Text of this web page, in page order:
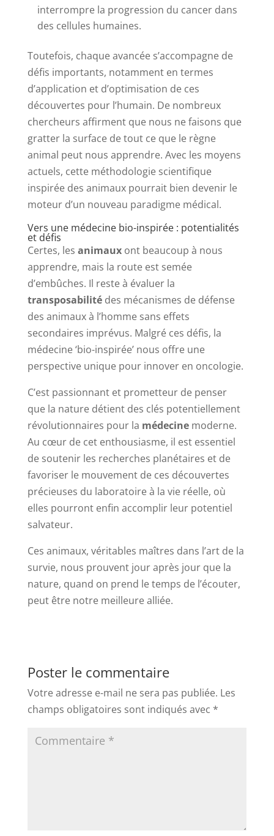
interrompre la progression du cancer dans
des cellules humaines.
Toutefois, chaque avancée s’accompagne de
défis importants, notamment en termes
d’application et d’optimisation de ces
découvertes pour l’humain. De nombreux
chercheurs affirment que nous ne faisons que
gratter la surface de tout ce que le règne
animal peut nous apprendre. Avec les moyens
actuels, cette méthodologie scientifique
inspirée des animaux pourrait bien devenir le
moteur d’un nouveau paradigme médical.
Vers une médecine bio-inspirée : potentialités
et défis
Certes, les animauxont beaucoup à nous
apprendre, mais la route est semée
d’embûches. Il reste à évaluer la
transposabilitédes mécanismes de défense
des animaux à l’homme sans effets
secondaires imprévus. Malgré ces défis, la
médecine ‘bio-inspirée’ nous offre une
perspective unique pour innover en oncologie.
C’est passionnant et prometteur de penser
que la nature détient des clés potentiellement
révolutionnaires pour la médecinemoderne.
Au cœur de cet enthousiasme, il est essentiel
de soutenir les recherches planétaires et de
favoriser le mouvement de ces découvertes
précieuses du laboratoire à la vie réelle, où
elles pourront enfin accomplir leur potentiel
salvateur.
Ces animaux, véritables maîtres dans l’art de la
survie, nous prouvent jour après jour que la
nature, quand on prend le temps de l’écouter,
peut être notre meilleure alliée.
Poster le commentaire
Votre adresse e-mail ne sera pas publiée. Les
champs obligatoires sont indiqués avec *